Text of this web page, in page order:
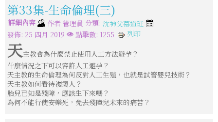
第33集-生命倫理(三)
詳細內容 作者 管理員 分類: 沈神父慕道班
發佈: 25 四月 2019
點擊數: 1255 列印
天主教會為什麼禁止使用人工方法避孕？
什麼情況之下可以容許人工避孕？
天主教的生命倫理為何反對人工生殖，也就是試管嬰兒技術？
天主教如何看待複製人？
胎兒已知是殘障，應該生下來嗎？
為何不能行使安樂死，免去殘障兒未來的痛苦？